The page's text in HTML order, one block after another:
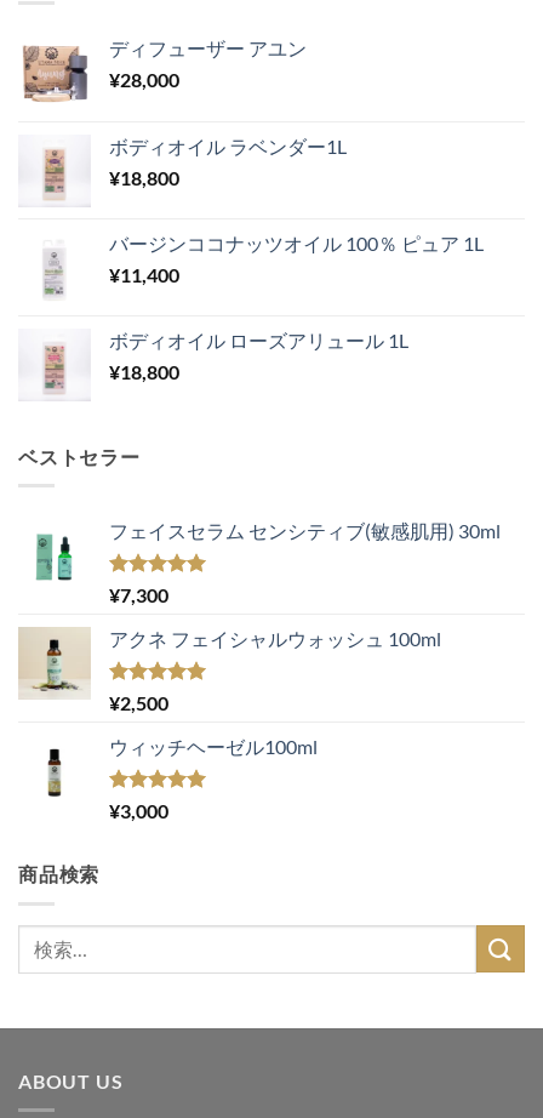
ディフューザー アユン
¥28,000
ボディオイル ラベンダー1L
¥18,800
バージンココナッツオイル 100％ ピュア 1L
¥11,400
ボディオイル ローズアリュール 1L
¥18,800
ベストセラー
フェイスセラム センシティブ(敏感肌用) 30ml
5段階中
5.00
¥7,300
アクネ フェイシャルウォッシュ 100ml
5段階中
5.00
¥2,500
ウィッチヘーゼル100ml
5段階中
5.00
¥3,000
商品検索
ABOUT US